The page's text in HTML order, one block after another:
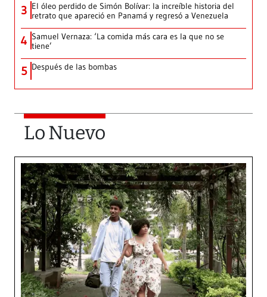
3 El óleo perdido de Simón Bolívar: la increíble historia del
retrato que apareció en Panamá y regresó a Venezuela
4 Samuel Vernaza: ‘La comida más cara es la que no se
tiene’
5 Después de las bombas
Lo Nuevo